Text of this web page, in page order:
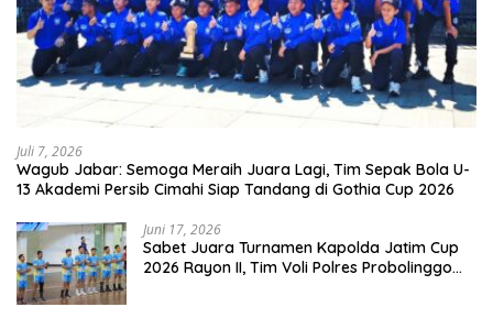
Juli 7, 2026
Wagub Jabar: Semoga Meraih Juara Lagi, Tim Sepak Bola U-
13 Akademi Persib Cimahi Siap Tandang di Gothia Cup 2026
Juni 17, 2026
Sabet Juara Turnamen Kapolda Jatim Cup
2026 Rayon II, Tim Voli Polres Probolinggo